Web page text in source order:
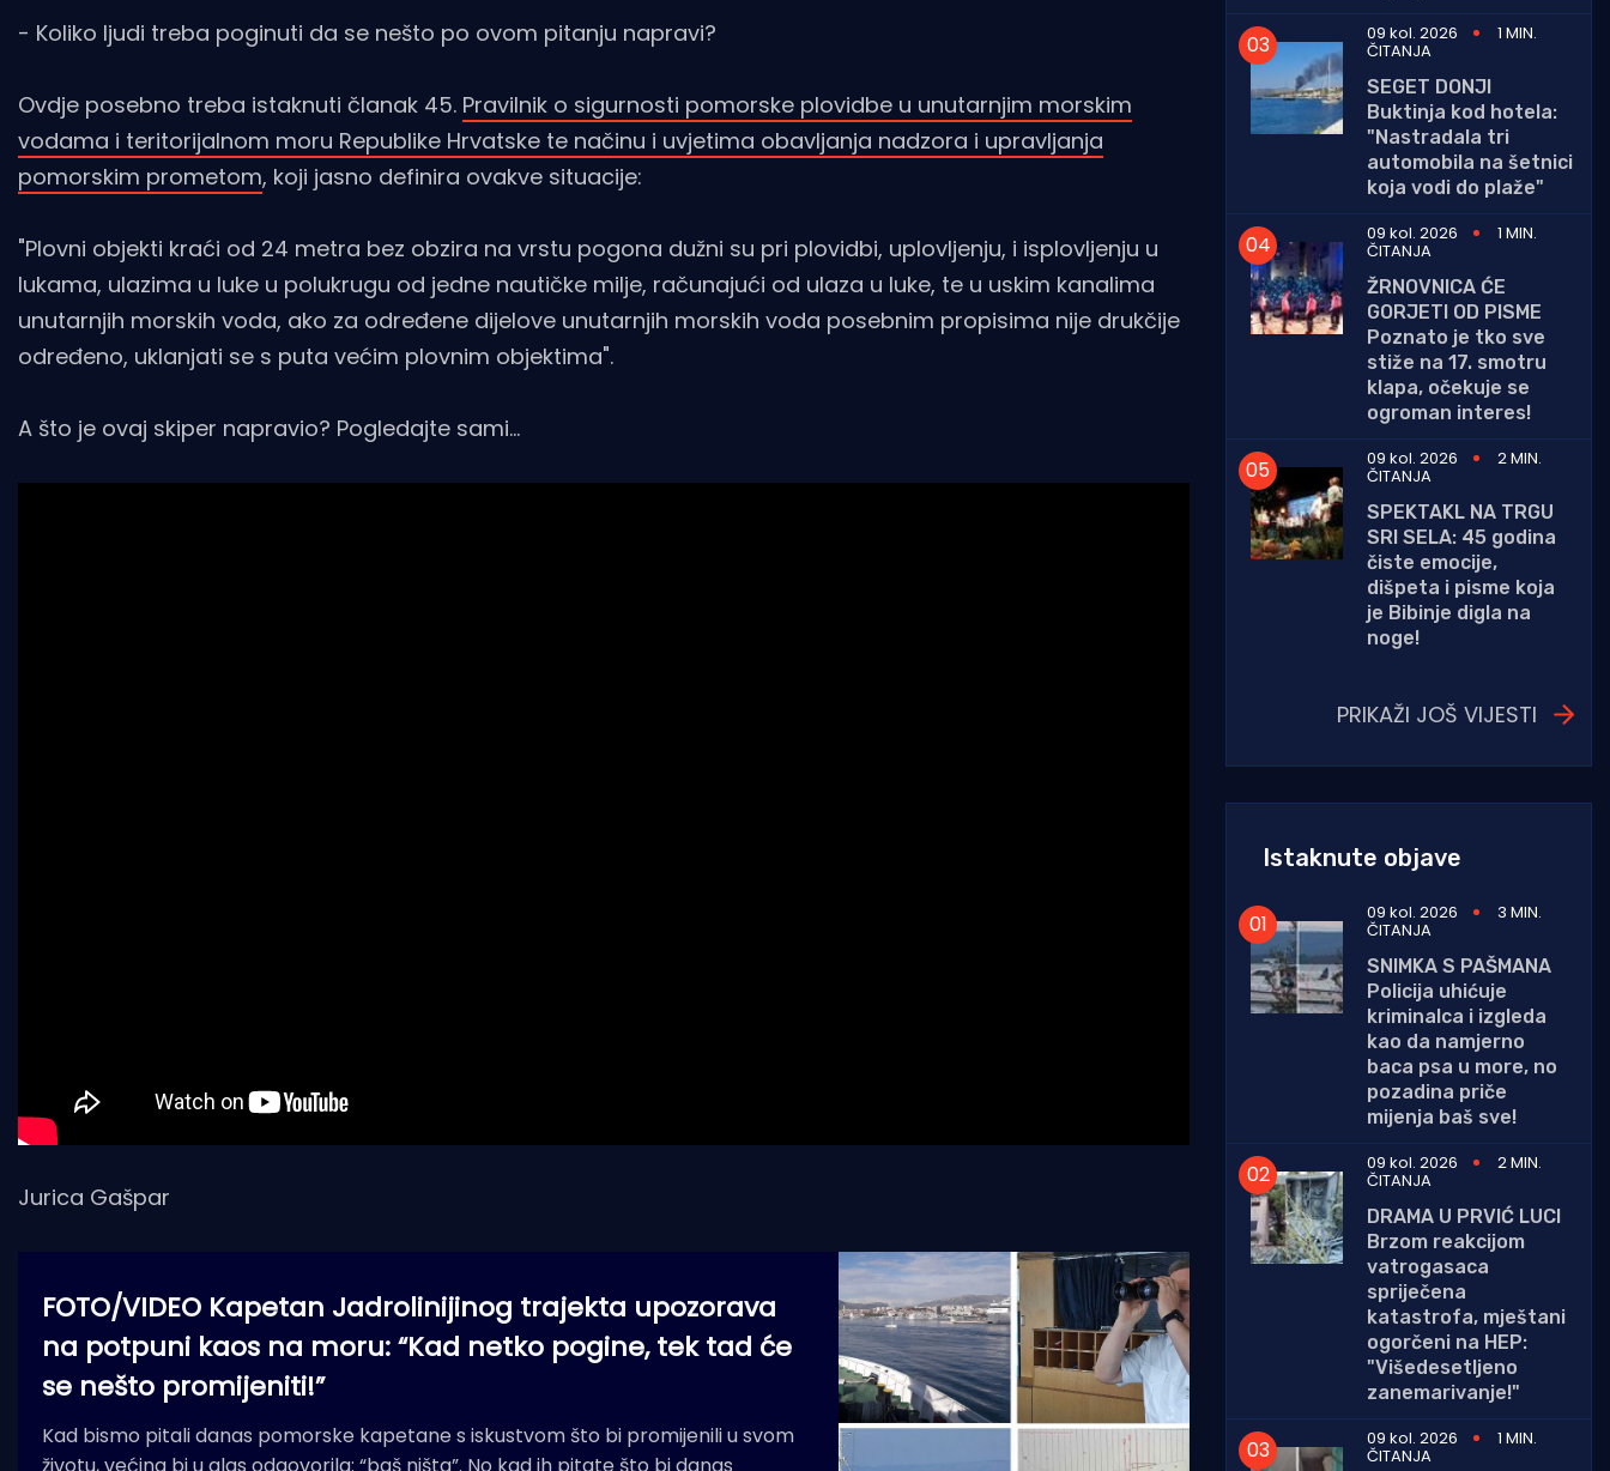
- Koliko ljudi treba poginuti da se nešto po ovom pitanju napravi?
Ovdje posebno treba istaknuti članak 45. Pravilnik o sigurnosti pomorske plovidbe u unutarnjim morskim
vodama i teritorijalnom moru Republike Hrvatske te načinu i uvjetima obavljanja nadzora i upravljanja
pomorskim prometom, koji jasno definira ovakve situacije:
"Plovni objekti kraći od 24 metra bez obzira na vrstu pogona dužni su pri plovidbi, uplovljenju, i isplovljenju u
lukama, ulazima u luke u polukrugu od jedne nautičke milje, računajući od ulaza u luke, te u uskim kanalima
unutarnjih morskih voda, ako za određene dijelove unutarnjih morskih voda posebnim propisima nije drukčije
određeno, uklanjati se s puta većim plovnim objektima".
A što je ovaj skiper napravio? Pogledajte sami...
Jurica Gašpar
FOTO/VIDEO Kapetan Jadrolinijinog trajekta upozorava
na potpuni kaos na moru: “Kad netko pogine, tek tad će
se nešto promijeniti!”
Kad bismo pitali danas pomorske kapetane s iskustvom što bi promijenili u svom
09 kol. 2026
1 MIN.
ČITANJA
SEGET DONJI
Buktinja kod hotela:
"Nastradala tri
automobila na šetnici
koja vodi do plaže"
09 kol. 2026
1 MIN.
ČITANJA
ŽRNOVNICA ĆE
GORJETI OD PISME
Poznato je tko sve
stiže na 17. smotru
klapa, očekuje se
ogroman interes!
09 kol. 2026
2 MIN.
ČITANJA
SPEKTAKL NA TRGU
SRI SELA: 45 godina
čiste emocije,
dišpeta i pisme koja
je Bibinje digla na
noge!
PRIKAŽI JOŠ VIJESTI
Istaknute objave
09 kol. 2026 3 MIN.
ČITANJA
SNIMKA S PAŠMANA
Policija uhićuje
kriminalca i izgleda
kao da namjerno
baca psa u more, no
pozadina priče
mijenja baš sve!
09 kol. 2026
2 MIN.
ČITANJA
DRAMA U PRVIĆ LUCI
Brzom reakcijom
vatrogasaca
spriječena
katastrofa, mještani
ogorčeni na HEP:
"Višedesetljeno
zanemarivanje!"
09 kol. 2026
1 MIN.
ČITANJA